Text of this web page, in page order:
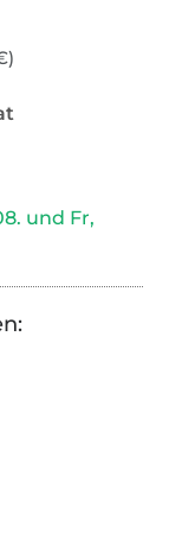
und Fr,